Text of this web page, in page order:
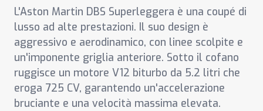
L'Aston Martin DBS Superleggera è una coupé di
lusso ad alte prestazioni. Il suo design è
aggressivo e aerodinamico, con linee scolpite e
un'imponente griglia anteriore. Sotto il cofano
ruggisce un motore V12 biturbo da 5.2 litri che
eroga 725 CV, garantendo un'accelerazione
bruciante e una velocità massima elevata.